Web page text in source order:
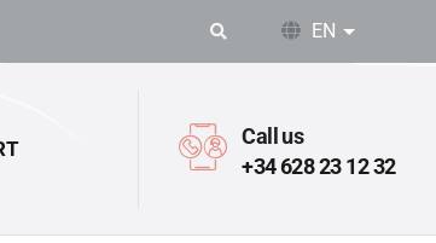
EN List
Call us
+34 628 23 12 32